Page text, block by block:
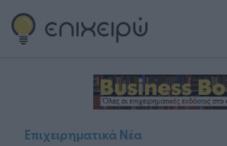
Επιχειρηματικά Νέα